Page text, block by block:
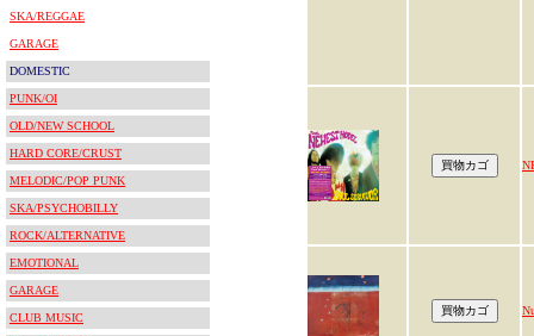
SKA/REGGAE
GARAGE
DOMESTIC
PUNK/OI
OLD/NEW SCHOOL
HARD CORE/CRUST
MELODIC/POP PUNK
SKA/PSYCHOBILLY
ROCK/ALTERNATIVE
EMOTIONAL
GARAGE
CLUB MUSIC